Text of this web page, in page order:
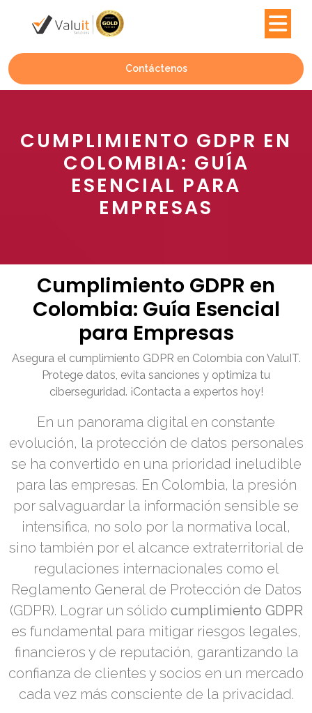
Contáctenos
CUMPLIMIENTO GDPR EN
COLOMBIA: GUÍA
ESENCIAL PARA
EMPRESAS
Cumplimiento GDPR en
Colombia: Guía Esencial
para Empresas
Asegura el cumplimiento GDPR en Colombia con ValuIT.
Protege datos, evita sanciones y optimiza tu
ciberseguridad. ¡Contacta a expertos hoy!
En un panorama digital en constante
evolución, la protección de datos personales
se ha convertido en una prioridad ineludible
para las empresas. En Colombia, la presión
por salvaguardar la información sensible se
intensifica, no solo por la normativa local,
sino también por el alcance extraterritorial de
regulaciones internacionales como el
Reglamento General de Protección de Datos
(GDPR). Lograr un sólido cumplimiento GDPR
es fundamental para mitigar riesgos legales,
financieros y de reputación, garantizando la
confianza de clientes y socios en un mercado
cada vez más consciente de la privacidad.